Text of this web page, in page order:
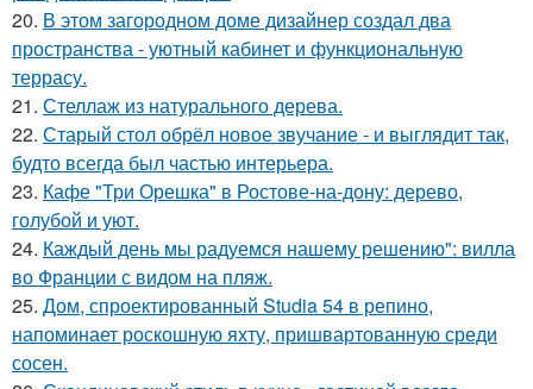
20. В этом загородном доме дизайнер создал два
пространства - уютный кабинет и функциональную
террасу.
21. Стеллаж из натурального дерева.
22. Старый стол обрёл новое звучание - и выглядит так,
будто всегда был частью интерьера.
23. Кафе "Три Орешка" в Ростове-на-дону: дерево,
голубой и уют.
24. Каждый день мы радуемся нашему решению": вилла
во Франции с видом на пляж.
25. Дом, спроектированный Studia 54 в репино,
напоминает роскошную яхту, пришвартованную среди
сосен.